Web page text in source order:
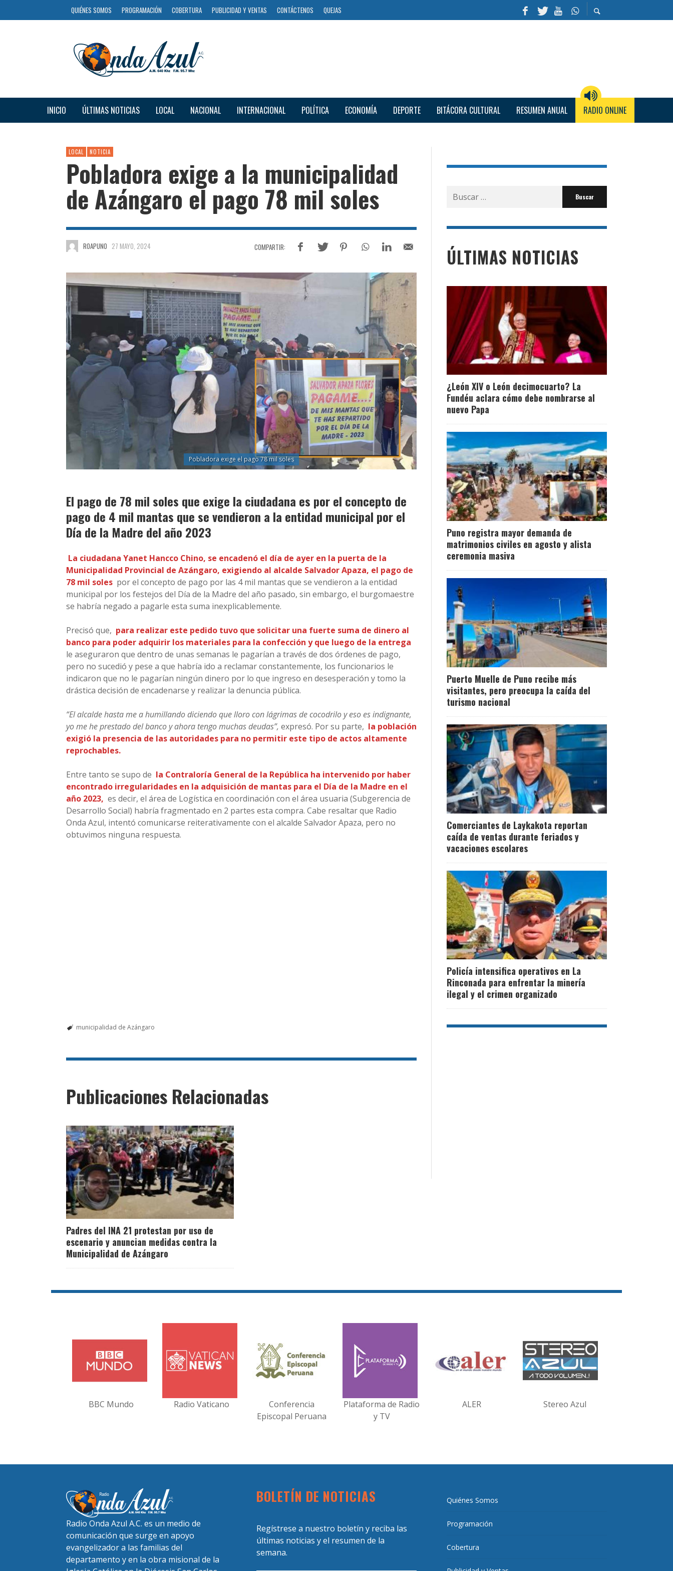
QUIÉNES SOMOS PROGRAMACIÓN COBERTURA PUBLICIDAD Y VENTAS CONTÁCTENOS QUEJAS
INICIO ÚLTIMAS NOTICIAS LOCAL NACIONAL INTERNACIONAL POLÍTICA ECONOMÍA DEPORTE BITÁCORA CULTURAL RESUMEN ANUAL RADIO ONLINE
LOCAL NOTICIA
Pobladora exige a la municipalidad
de Azángaro el pago 78 mil soles
ROAPUNO 27 MAYO, 2024
Pobladora exige el pago 78 mil soles
El pago de 78 mil soles que exige la ciudadana es por el concepto de
pago de 4 mil mantas que se vendieron a la entidad municipal por el
Día de la Madre del año 2023
La ciudadana Yanet Hancco Chino, se encadenó el día de ayer en la puerta de la
Municipalidad Provincial de Azángaro, exigiendo al alcalde Salvador Apaza, el pago de
78 mil soles por el concepto de pago por las 4 mil mantas que se vendieron a la entidad
municipal por los festejos del Día de la Madre del año pasado, sin embargo, el burgomaestre
se habría negado a pagarle esta suma inexplicablemente.
Precisó que, para realizar este pedido tuvo que solicitar una fuerte suma de dinero al
banco para poder adquirir los materiales para la confección y que luego de la entrega
le aseguraron que dentro de unas semanas le pagarían a través de dos órdenes de pago,
pero no sucedió y pese a que habría ido a reclamar constantemente, los funcionarios le
indicaron que no le pagarían ningún dinero por lo que ingreso en desesperación y tomo la
drástica decisión de encadenarse y realizar la denuncia pública.
“El alcalde hasta me a humillando diciendo que lloro con lágrimas de cocodrilo y eso es indignante,
yo me he prestado del banco y ahora tengo muchas deudas”, expresó. Por su parte, la población
exigió la presencia de las autoridades para no permitir este tipo de actos altamente
reprochables.
Entre tanto se supo de la Contraloría General de la República ha intervenido por haber
encontrado irregularidades en la adquisición de mantas para el Día de la Madre en el
año 2023, es decir, el área de Logística en coordinación con el área usuaria (Subgerencia de
Desarrollo Social) habría fragmentado en 2 partes esta compra. Cabe resaltar que Radio
Onda Azul, intentó comunicarse reiterativamente con el alcalde Salvador Apaza, pero no
obtuvimos ninguna respuesta.
municipalidad de Azángaro
Publicaciones Relacionadas
Padres del INA 21 protestan por uso de
escenario y anuncian medidas contra la
Municipalidad de Azángaro
Buscar
por:
ÚLTIMAS NOTICIAS
¿León XIV o León decimocuarto? La
Fundéu aclara cómo debe nombrarse al
nuevo Papa
Puno registra mayor demanda de
matrimonios civiles en agosto y alista
ceremonia masiva
Puerto Muelle de Puno recibe más
visitantes, pero preocupa la caída del
turismo nacional
Comerciantes de Laykakota reportan
caída de ventas durante feriados y
vacaciones escolares
Policía intensifica operativos en La
Rinconada para enfrentar la minería
ilegal y el crimen organizado
BBC Mundo Radio Vaticano
Conferencia
Episcopal Peruana
Plataforma de Radio
y TV
ALER Stereo Azul
Radio Onda Azul A.C. es un medio de
comunicación que surge en apoyo
evangelizador a las familias del
departamento y en la obra misional de la
BOLETÍN DE NOTICIAS
Regístrese a nuestro boletín y reciba las
últimas noticias y el resumen de la
semana.
Quiénes Somos
Programación
Cobertura